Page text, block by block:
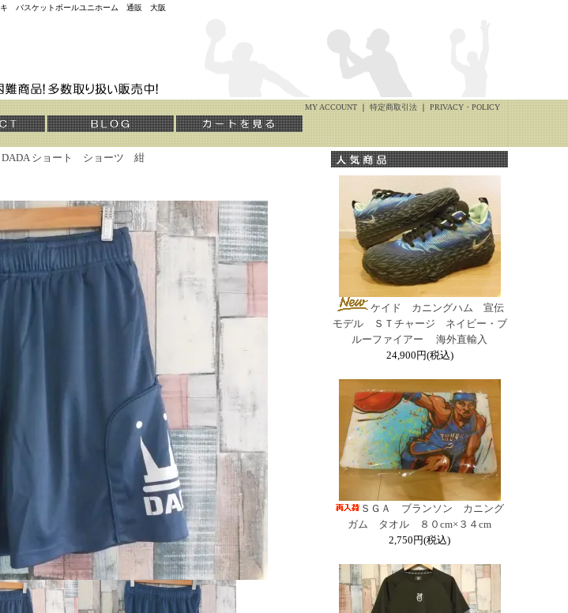
キ バスケットボールユニホーム 通販 大阪
MY ACCOUNT｜特定商取引法｜PRIVACY・POLICY
ケイド カニングハム 宣伝
モデル ＳＴチャージ ネイビー・ブ
ルーファイアー 海外直輸入
24,900円(税込)
ＳＧＡ ブランソン カニング
ガム タオル ８０cm×３４cm
2,750円(税込)
DADA ショート ショーツ 紺